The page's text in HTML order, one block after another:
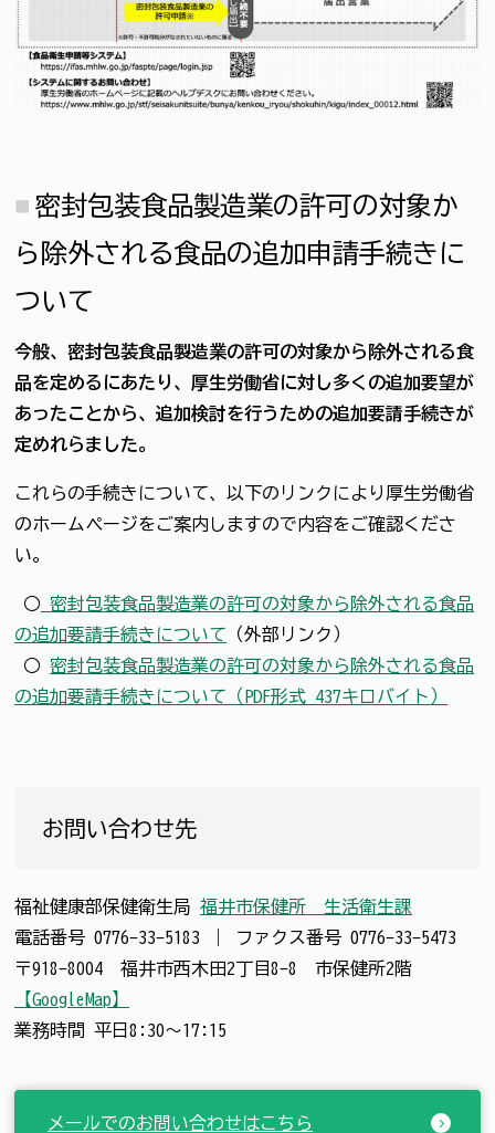
密封包装食品製造業の許可の対象か
ら除外される食品の追加申請手続きに
ついて
今般、密封包装食品製造業の許可の対象から除外される食
品を定めるにあたり、厚生労働省に対し多くの追加要望が
あったことから、追加検討を行うための追加要請手続きが
定めれらました。
これらの手続きについて、以下のリンクにより厚生労働省
のホームページをご案内しますので内容をご確認くださ
い。
○ 密封包装食品製造業の許可の対象から除外される食品
の追加要請手続きについて （外部リンク）
○ 密封包装食品製造業の許可の対象から除外される食品
の追加要請手続きについて（PDF形式 437キロバイト）
お問い合わせ先
福祉健康部保健衛生局 福井市保健所 生活衛生課
電話番号 0776-33-5183 ファクス番号 0776-33-5473
〒918-8004 福井市西木田2丁目8-8 市保健所2階
【GoogleMap】
業務時間 平日8:30～17:15
メールでのお問い合わせはこちら